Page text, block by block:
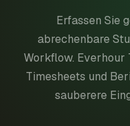
Erfassen Sie
abrechenbare
Workflow. Everhour
Timesheets und
sauberere